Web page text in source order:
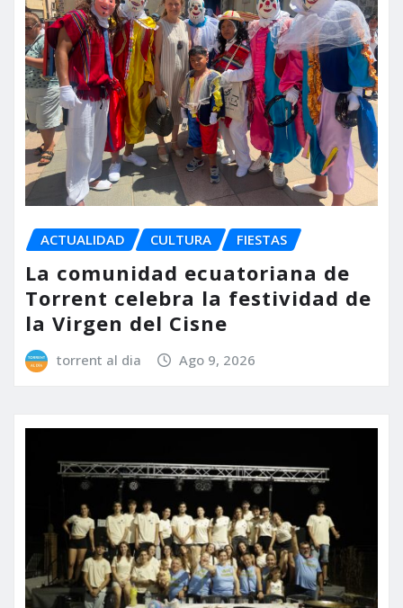
ACTUALIDAD CULTURA FIESTAS
La comunidad ecuatoriana de
Torrent celebra la festividad de
la Virgen del Cisne
torrent al dia Ago 9, 2026